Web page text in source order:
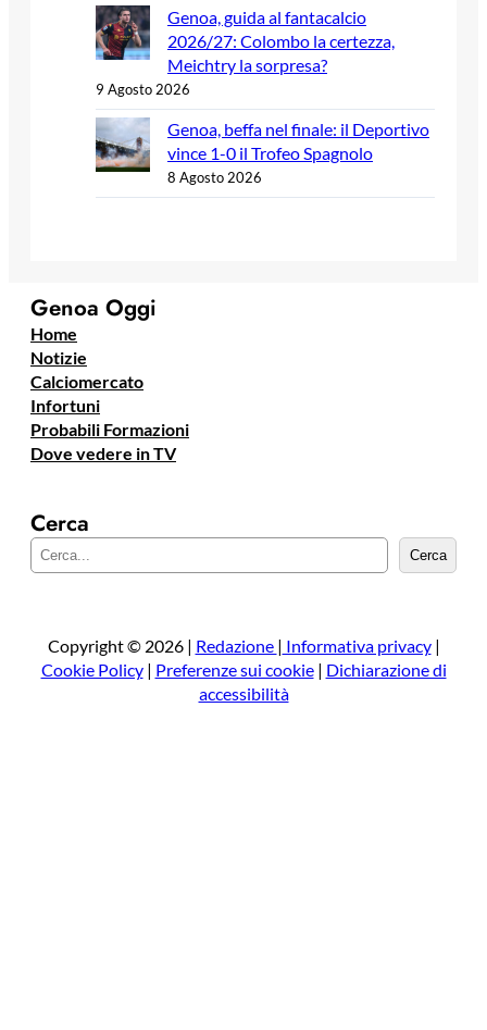
Genoa, guida al fantacalcio
2026/27: Colombo la certezza,
Meichtry la sorpresa?
9 Agosto 2026
Genoa, beffa nel finale: il Deportivo
vince 1-0 il Trofeo Spagnolo
8 Agosto 2026
Genoa Oggi
Home
Notizie
Calciomercato
Infortuni
Probabili Formazioni
Dove vedere in TV
Cerca
e
a
Cerca
Copyright © 2026 | Redazione | Informativa privacy|
Cookie Policy| Preferenze sui cookie| Dichiarazione di
accessibilità